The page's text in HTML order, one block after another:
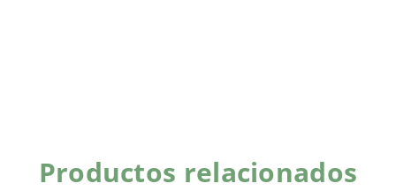
Productos relacionados